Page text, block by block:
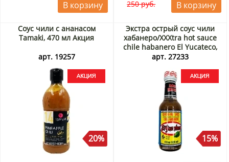
В корзину 250 руб. В корзину
Соус чили с ананасом
Tamaki, 470 мл Акция
арт. 19257
20%
Экстра острый соус чили
хабанеро/XXXtra hot sauce
chile habanero El Yucateco,
Мексика, 120 мл Акция
арт. 27233
15%